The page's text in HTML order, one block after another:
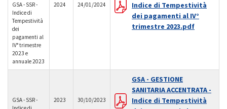
GSA - SSR -
Indice di
Tempestività
dei
pagamenti al
IV° trimestre
2023 e
annuale 2023
2024 24/01/2024
Indice di Tempestività
dei pagamenti al IV°
trimestre 2023.pdf
GSA - SSR -
2023 30/10/2023
GSA - GESTIONE
SANITARIA ACCENTRATA -
Indice di Tempestività